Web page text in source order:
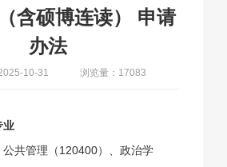
含硕博连读） 申请
办法
10-31 浏览量：17083
业
共管理（120400）、政治学